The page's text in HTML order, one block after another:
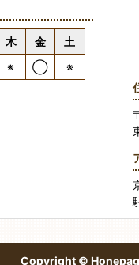
木 金
土
※ ◯
※
Copyright ©